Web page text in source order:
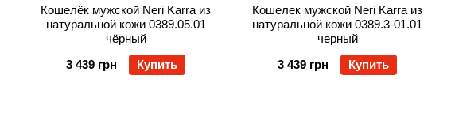
Кошелёк мужской Neri Karra из
натуральной кожи 0389.05.01
чёрный
3 439 грн
Купить
Кошелек мужской Neri Karra из
натуральной кожи 0389.3-01.01
черный
3 439 грн
Купить